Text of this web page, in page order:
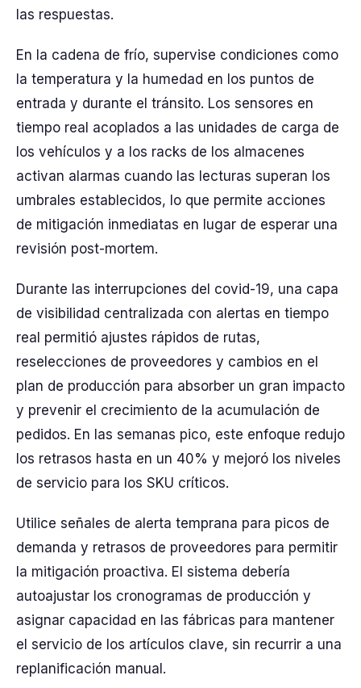
las respuestas.
En la cadena de frío, supervise condiciones como
la temperatura y la humedad en los puntos de
entrada y durante el tránsito. Los sensores en
tiempo real acoplados a las unidades de carga de
los vehículos y a los racks de los almacenes
activan alarmas cuando las lecturas superan los
umbrales establecidos, lo que permite acciones
de mitigación inmediatas en lugar de esperar una
revisión post-mortem.
Durante las interrupciones del covid-19, una capa
de visibilidad centralizada con alertas en tiempo
real permitió ajustes rápidos de rutas,
reselecciones de proveedores y cambios en el
plan de producción para absorber un gran impacto
y prevenir el crecimiento de la acumulación de
pedidos. En las semanas pico, este enfoque redujo
los retrasos hasta en un 40% y mejoró los niveles
de servicio para los SKU críticos.
Utilice señales de alerta temprana para picos de
demanda y retrasos de proveedores para permitir
la mitigación proactiva. El sistema debería
autoajustar los cronogramas de producción y
asignar capacidad en las fábricas para mantener
el servicio de los artículos clave, sin recurrir a una
replanificación manual.